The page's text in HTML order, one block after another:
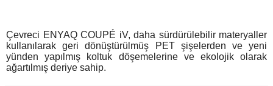
Çevreci ENYAQ COUPÉ iV, daha sürdürülebilir materyaller
kullanılarak geri dönüştürülmüş PET şişelerden ve yeni
yünden yapılmış koltuk döşemelerine ve ekolojik olarak
ağartılmış deriye sahip.